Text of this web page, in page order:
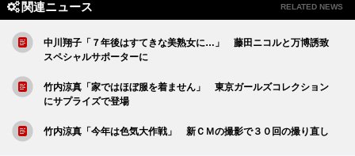
関連ニュース RELATED NEWS
中川翔子「７年後はすてきな美熟女に…」 藤田ニコルと万博誘致
スペシャルサポーターに
竹内涼真「家ではほぼ服を着ません」 東京ガールズコレクション
にサプライズで登場
竹内涼真「今年は色気大作戦」 新ＣＭの撮影で３０回の撮り直し